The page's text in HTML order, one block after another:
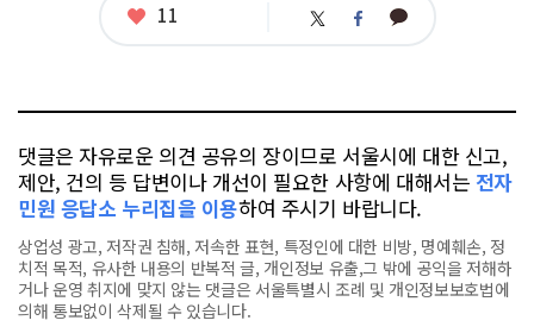
좋
11 트 페 카
댓글은 자유로운 의견 공유의 장이므로 서울시에 대한 신고,
제안, 건의 등 답변이나 개선이 필요한 사항에 대해서는 전자
민원 응답소 누리집을 이용하여 주시기 바랍니다.
상업성 광고, 저작권 침해, 저속한 표현, 특정인에 대한 비방, 명예훼손, 정
치적 목적, 유사한 내용의 반복적 글, 개인정보 유출,그 밖에 공익을 저해하
거나 운영 취지에 맞지 않는 댓글은 서울특별시 조례 및 개인정보보호법에
의해 통보없이 삭제될 수 있습니다.